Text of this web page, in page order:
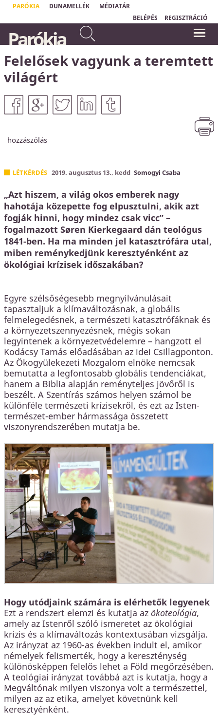
PARÓKIA DUNAMELLÉK
MÉDIATÁR
BELÉPÉS
REGISZTRÁCIÓ
Te pedig amikor imádkozol,
menj be a belső szobádba, és
ajtódat bezárva imádkozzál
Máté 6,6a
Parókia
Felelősek vagyunk a teremtett
világért
hozzászólás
LÉTKÉRDÉS 2019. augusztus 13., kedd Somogyi Csaba
„Azt hiszem, a világ okos emberek nagy
hahotája közepette fog elpusztulni, akik azt
fogják hinni, hogy mindez csak vicc” –
fogalmazott Søren Kierkegaard dán teológus
1841-ben. Ha ma minden jel katasztrófára utal,
miben reménykedjünk keresztyénként az
ökológiai krízisek időszakában?
Egyre szélsőségesebb megnyilvánulásait
tapasztaljuk a klímaváltozásnak, a globális
felmelegedésnek, a természeti katasztrófáknak és
a környezetszennyezésnek, mégis sokan
legyintenek a környezetvédelemre – hangzott el
Kodácsy Tamás előadásában az idei Csillagponton.
Az Ökogyülekezeti Mozgalom elnöke nemcsak
bemutatta a legfontosabb globális tendenciákat,
hanem a Biblia alapján reményteljes jövőről is
beszélt. A Szentírás számos helyen számol be
különféle természeti krízisekről, és ezt az Isten-
természet-ember hármassága összetett
viszonyrendszerében mutatja be.
Hogy utódjaink számára is elérhetők legyenek
Ezt a rendszert elemzi és kutatja az ökoteológia,
amely az Istenről szóló ismeretet az ökológiai
krízis és a klímaváltozás kontextusában vizsgálja.
Az irányzat az 1960-as években indult el, amikor
némelyek felismerték, hogy a kereszténység
különösképpen felelős lehet a Föld megőrzésében.
A teológiai irányzat továbbá azt is kutatja, hogy a
Megváltónak milyen viszonya volt a természettel,
milyen az az etika, amelyet követnünk kell
keresztyénként.